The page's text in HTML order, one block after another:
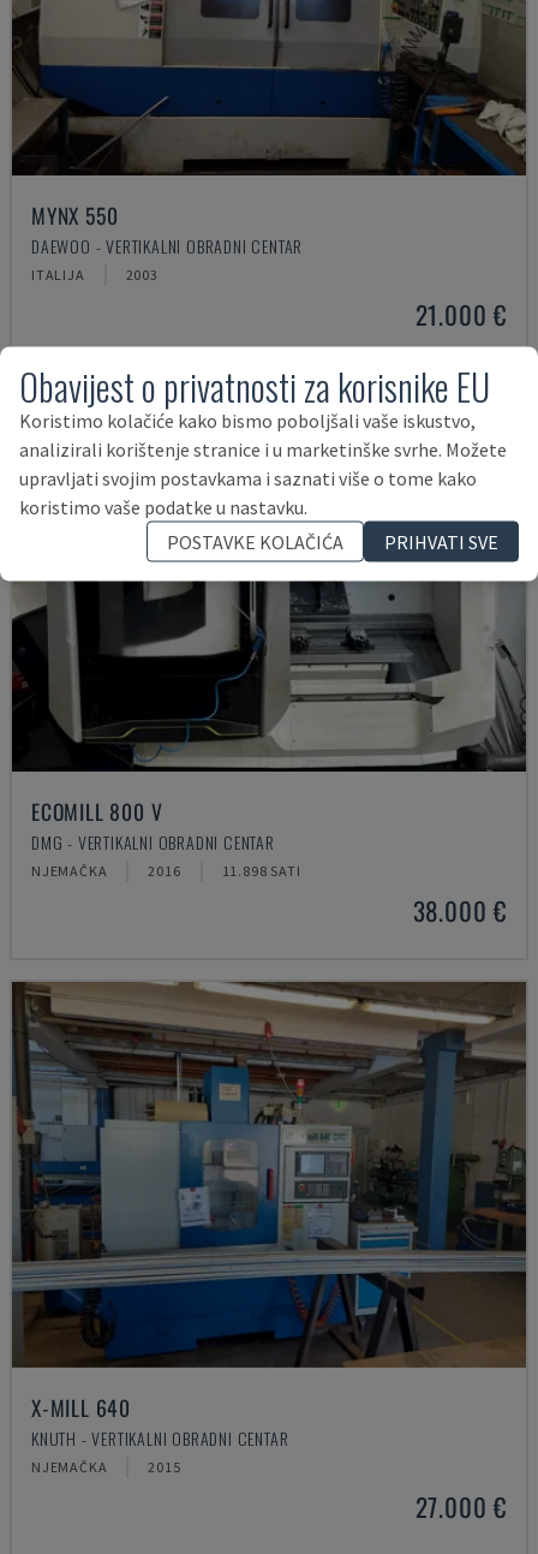
MYNX 550
DAEWOO - VERTIKALNI OBRADNI CENTAR
ITALIJA 2003
21.000 €
ECOMILL 800 V
DMG - VERTIKALNI OBRADNI CENTAR
NJEMAČKA 2016 11.898 SATI
38.000 €
X-MILL 640
KNUTH - VERTIKALNI OBRADNI CENTAR
NJEMAČKA 2015
27.000 €
Obavijest o privatnosti za korisnike EU
Koristimo kolačiće kako bismo poboljšali vaše iskustvo,
analizirali korištenje stranice i u marketinške svrhe. Možete
upravljati svojim postavkama i saznati više o tome kako
koristimo vaše podatke u nastavku.
POSTAVKE KOLAČIĆA
PRIHVATI SVE